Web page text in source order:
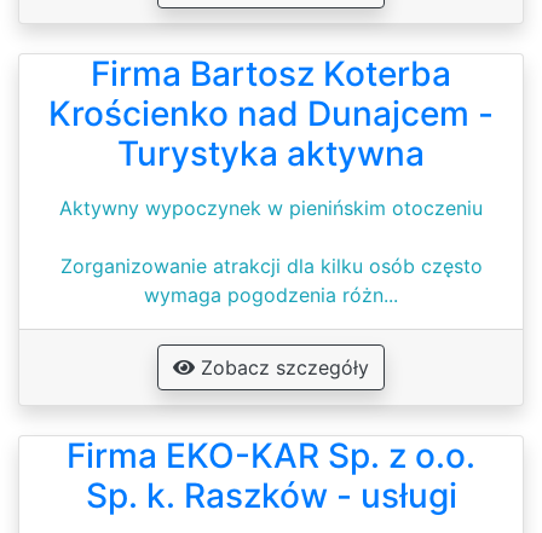
Firma Bartosz Koterba
Krościenko nad Dunajcem -
Turystyka aktywna
Aktywny wypoczynek w pienińskim otoczeniu
Zorganizowanie atrakcji dla kilku osób często
wymaga pogodzenia różn...
Zobacz szczegóły
Firma EKO-KAR Sp. z o.o.
Sp. k. Raszków - usługi